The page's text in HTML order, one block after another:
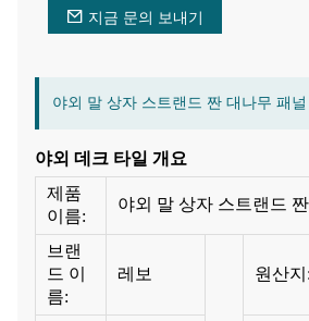
지금 문의 보내기
야외 말 상자 스트랜드 짠 대나무 패널
야외 데크 타일 개요
제품
이름:
야외 말 상자 스트랜드
브랜
드 이
름:
레보 원산지: